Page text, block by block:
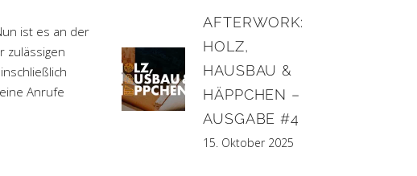
ist es an der
zulässigen
Anrufe
AFTERWORK:
HOLZ,
HAUSBAU &
HÄPPCHEN –
AUSGABE #4
15. Oktober 2025